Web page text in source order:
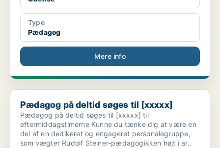
Type
Pædagog
Mere info
Pædagog på deltid søges til [xxxxx]
Pædagog på deltid søges til [xxxxx]
Pædagog på deltid søges til [xxxxx] til
eftermiddagstimerne Kunne du tænke dig at være en
del af en dedikeret og engageret personalegruppe,
som vægter Rudolf Steiner-pædagogikken højt i ar..